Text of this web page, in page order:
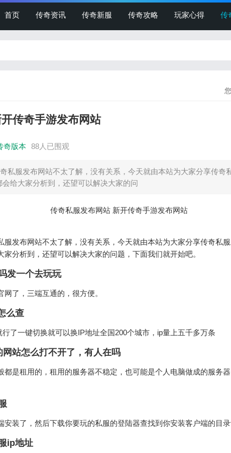
首页 传奇资讯 传奇新服 传奇攻略 玩家心得 传
传奇手游发布网站
奇版本 88人已围观
私服发布网站不太了解，没有关系，今天就由本站为大家分享传奇
给大家分析到，还望可以解决大家的问
服发布网站不太了解，没有关系，今天就由本站为大家分享传奇私
分析到，还望可以解决大家的问题，下面我们就开始吧。
发一个去玩玩
了，三端互通的，很方便。
么查
了一键切换就可以换IP地址全国200个城市，ip量上五千多万条
站怎么打不开了，有人在吗
都是租用的，租用的服务器不稳定，也可能是个人电脑做成的服务
安装了，然后下载你要玩的私服的登陆器查找到你安装客户端的目录
ip地址